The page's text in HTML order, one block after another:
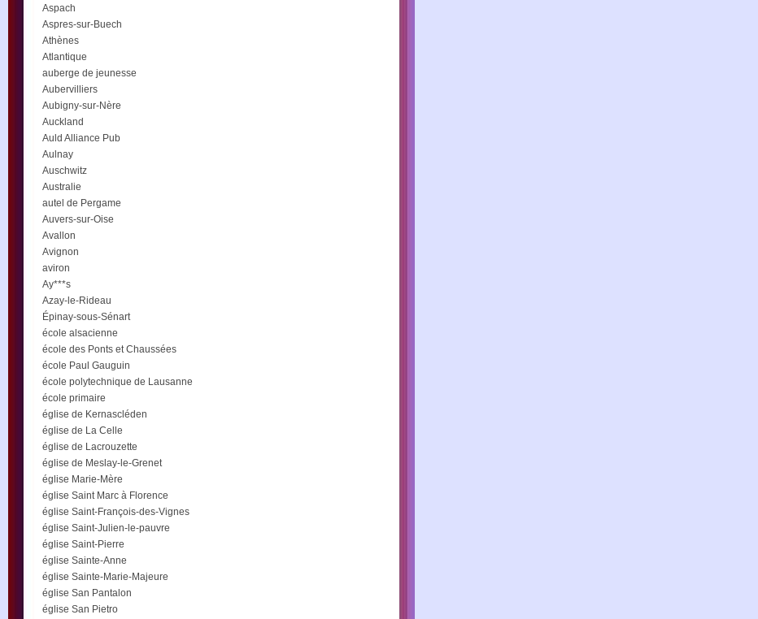
Aspach
Aspres-sur-Buech
Athènes
Atlantique
auberge de jeunesse
Aubervilliers
Aubigny-sur-Nère
Auckland
Auld Alliance Pub
Aulnay
Auschwitz
Australie
autel de Pergame
Auvers-sur-Oise
Avallon
Avignon
aviron
Ay***s
Azay-le-Rideau
Épinay-sous-Sénart
école alsacienne
école des Ponts et Chaussées
école Paul Gauguin
école polytechnique de Lausanne
école primaire
église de Kernascléden
église de La Celle
église de Lacrouzette
église de Meslay-le-Grenet
église Marie-Mère
église Saint Marc à Florence
église Saint-François-des-Vignes
église Saint-Julien-le-pauvre
église Saint-Pierre
église Sainte-Anne
église Sainte-Marie-Majeure
église San Pantalon
église San Pietro